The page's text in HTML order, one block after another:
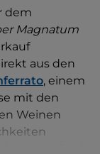
dem
Magnatum
aus den
, einem
mit den
Weinen